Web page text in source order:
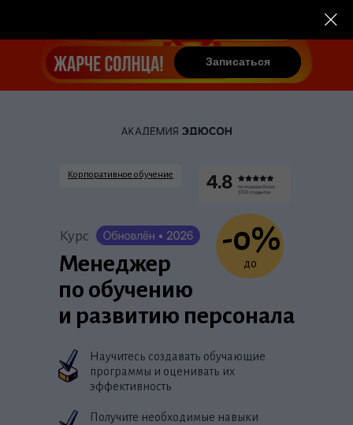
Записаться
Записаться
Курс
Менеджер
по обучению
и развитию персонала
Научитесь создавать обучающие
программы и оценивать их
эффективность
Получите необходимые навыки
-0%
до
Корпоративное обучение